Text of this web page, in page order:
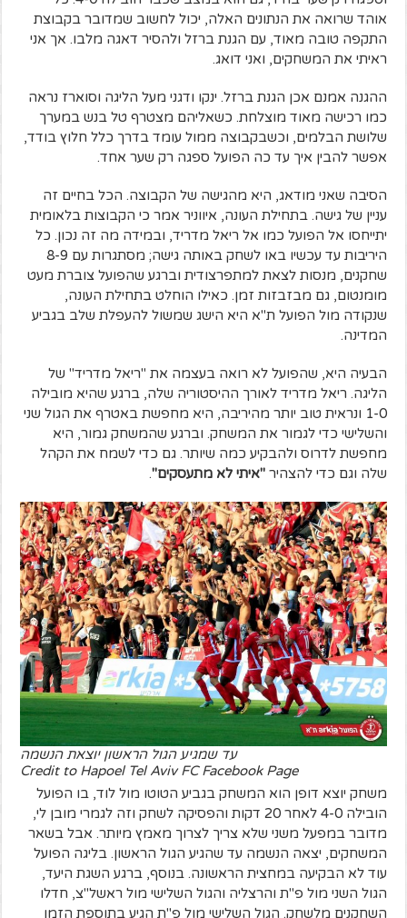
אוהד שרואה את הנתונים האלה, יכול לחשוב שמדובר בקבוצת
התקפה טובה מאוד, עם הגנת ברזל ולהסיר דאגה מלבו. אך אני
ראיתי את המשחקים, ואני דואג.
ההגנה אמנם אכן הגנת ברזל. ינקו ודגני מעל הליגה וסוארז נראה
כמו רכישה מאוד מוצלחת. כשאליהם מצטרף טל בנש במערך
שלושת הבלמים, וכשבקבוצה ממול עומד בדרך כלל חלוץ בודד,
אפשר להבין איך עד כה הפועל ספגה רק שער אחד.
הסיבה שאני מודאג, היא מהגישה של הקבוצה. הכל בחיים זה
עניין של גישה. בתחילת העונה, איווניר אמר כי הקבוצות בלאומית
יתייחסו אל הפועל כמו אל ריאל מדריד, ובמידה מה זה נכון. כל
היריבות עד עכשיו באו לשחק באותה גישה; מסתגרות עם 8-9
שחקנים, מנסות לצאת למתפרצודית וברגע שהפועל צוברת מעט
מומנטום, גם מבזבזות זמן. כאילו הוחלט בתחילת העונה,
שנקודה מול הפועל ת"א היא הישג שמשול להעפלת שלב בגביע
המדינה.
הבעיה היא, שהפועל לא רואה בעצמה את "ריאל מדריד" של
הליגה. ריאל מדריד לאורך ההיסטוריה שלה, ברגע שהיא מובילה
1-0 ונראית טוב יותר מהיריבה, היא מחפשת באטרף את הגול שני
והשלישי כדי לגמור את המשחק. וברגע שהמשחק גמור, היא
מחפשת לדרוס ולהבקיע כמה שיותר. גם כדי לשמח את הקהל
שלה וגם כדי להצהיר "איתי לא מתעסקים".
עד שמגיע הגול הראשון יוצאת הנשמה
Credit to Hapoel Tel Aviv FC Facebook Page
משחק יוצא דופן הוא המשחק בגביע הטוטו מול לוד, בו הפועל
הובילה 4-0 לאחר 20 דקות והפסיקה לשחק וזה לגמרי מובן לי,
מדובר במפעל משני שלא צריך לצרוך מאמץ מיותר. אבל בשאר
המשחקים, יצאה הנשמה עד שהגיע הגול הראשון. בליגה הפועל
עוד לא הבקיעה במחצית הראשונה. בנוסף, ברגע השגת היעד,
הגול השני מול פ"ת והרצליה והגול השלישי מול ראשל"צ, חדלו
השחקנים מלשחק. הגול השלישי מול פ"ת הגיע בתוספת הזמן